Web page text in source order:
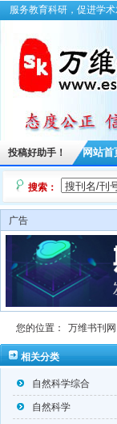
服务教育科研，促进学
投稿好助手！ 网站首
搜索：
广告
您的位置： 万维书刊网
相关分类
自然科学综合
自然科学